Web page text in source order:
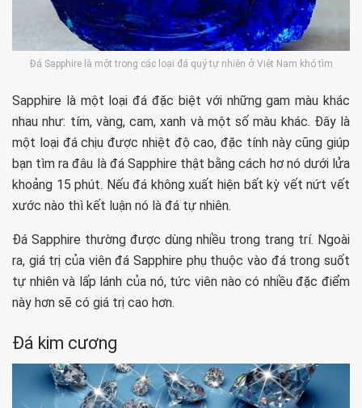
Đá Sapphire là một trong các loại đá quý tự nhiên ở Việt Nam khó tìm
Sapphire là một loại đá đặc biệt với những gam màu khác
nhau như: tím, vàng, cam, xanh và một số màu khác. Đây là
một loại đá chịu được nhiệt độ cao, đặc tính này cũng giúp
bạn tìm ra đâu là đá Sapphire thật bằng cách hơ nó dưới lửa
khoảng 15 phút. Nếu đá không xuất hiện bất kỳ vết nứt vết
xước nào thì kết luận nó là đá tự nhiên.
Đá Sapphire thường được dùng nhiều trong trang trí. Ngoài
ra, giá trị của viên đá Sapphire phụ thuộc vào đá trong suốt
tự nhiên và lấp lánh của nó, tức viên nào có nhiều đặc điểm
này hơn sẽ có giá trị cao hơn.
Đá kim cương